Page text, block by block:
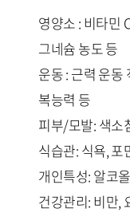
영양소 : 비타민
그네슘 농도 등
운동 : 근력 운동
복능력 등
피부/모발: 색소
식습관: 식욕, 포
개인특성: 알코
건강관리: 비만,